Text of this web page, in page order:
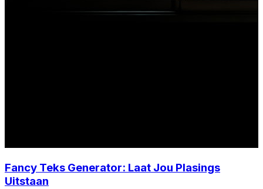
Fancy Teks Generator: Laat Jou Plasings
Uitstaan